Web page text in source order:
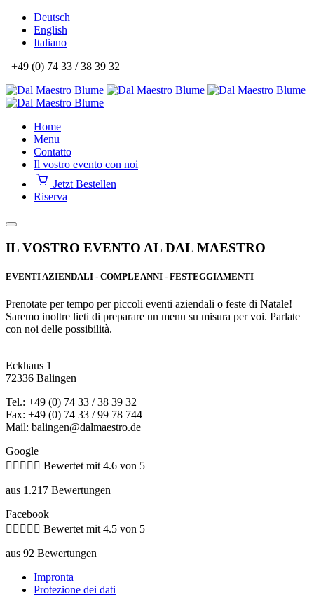
Deutsch
English
Italiano
+49 (0) 74 33 / 38 39 32
Home
Menu
Contatto
Il vostro evento con noi
Jetzt Bestellen
Riserva
IL VOSTRO EVENTO AL DAL MAESTRO
EVENTI AZIENDALI - COMPLEANNI - FESTEGGIAMENTI
Prenotate per tempo per piccoli eventi aziendali o feste di Natale!
Saremo inoltre lieti di preparare un menu su misura per voi. Parlate
con noi delle possibilità.
Eckhaus 1
72336 Balingen
Tel.: +49 (0) 74 33 / 38 39 32
Fax: +49 (0) 74 33 / 99 78 744
Mail: balingen@dalmaestro.de
Google
     Bewertet mit 4.6 von 5
aus 1.217 Bewertungen
Facebook
     Bewertet mit 4.5 von 5
aus 92 Bewertungen
Impronta
Protezione dei dati